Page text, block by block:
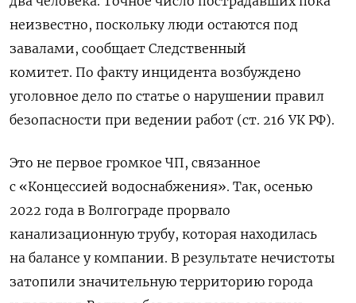
неизвестно, поскольку люди остаются под
завалами, сообщает Следственный
комитет. По факту инцидента возбуждено
уголовное дело по статье о нарушении правил
безопасности при ведении работ (ст. 216 УК РФ).
Это не первое громкое ЧП, связанное
с «Концессией водоснабжения». Так, осенью
2022 года в Волгограде прорвало
канализационную трубу, которая находилась
на балансе у компании. В результате нечистоты
затопили значительную территорию города